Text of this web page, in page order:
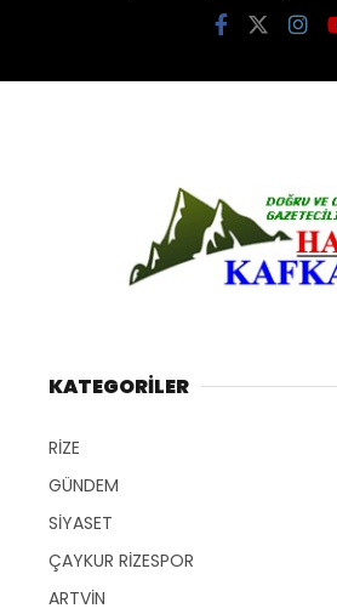
KATEGORİLER
RİZE
GÜNDEM
SİYASET
ÇAYKUR RİZESPOR
ARTVİN